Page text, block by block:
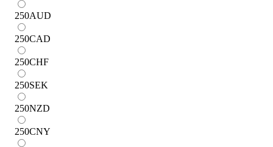
250AUD
250CAD
250CHF
250SEK
250NZD
250CNY